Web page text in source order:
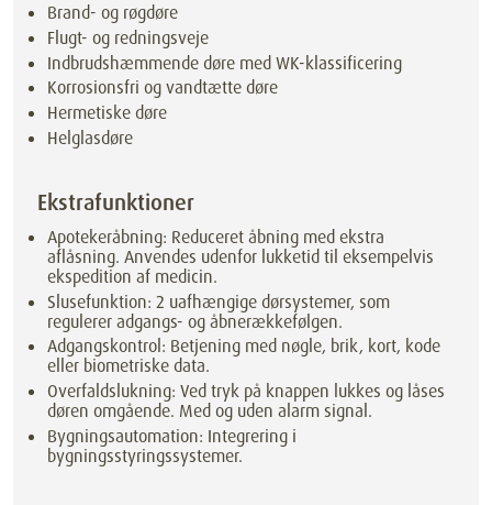
Brand- og røgdøre
Flugt- og redningsveje
Indbrudshæmmende døre med WK-klassificering
Korrosionsfri og vandtætte døre
Hermetiske døre
Helglasdøre
Ekstrafunktioner
Apotekeråbning: Reduceret åbning med ekstra
aflåsning. Anvendes udenfor lukketid til eksempelvis
ekspedition af medicin.
Slusefunktion: 2 uafhængige dørsystemer, som
regulerer adgangs- og åbnerækkefølgen.
Adgangskontrol: Betjening med nøgle, brik, kort, kode
eller biometriske data.
Overfaldslukning: Ved tryk på knappen lukkes og låses
døren omgående. Med og uden alarm signal.
Bygningsautomation: Integrering i
bygningsstyringssystemer.